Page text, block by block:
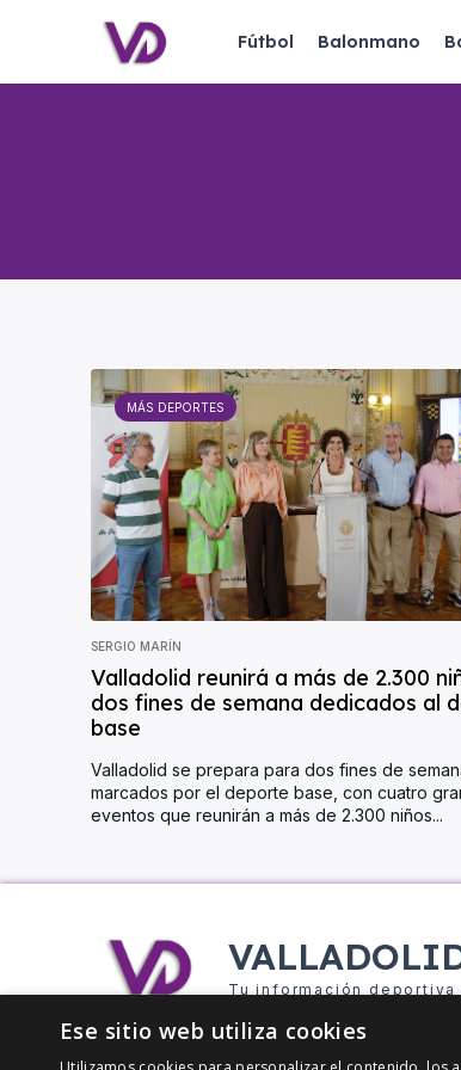
Fútbol Balonmano
MÁS DEPORTES
SERGIO MARÍN
Valladolid reunirá a más de 2.300
dos fines de semana dedicados al
base
Valladolid se prepara para dos fines de
marcados por el deporte base, con cuatro
eventos que reunirán a más de 2.300 niños...
Tu información
Ese sitio web utiliza cookies